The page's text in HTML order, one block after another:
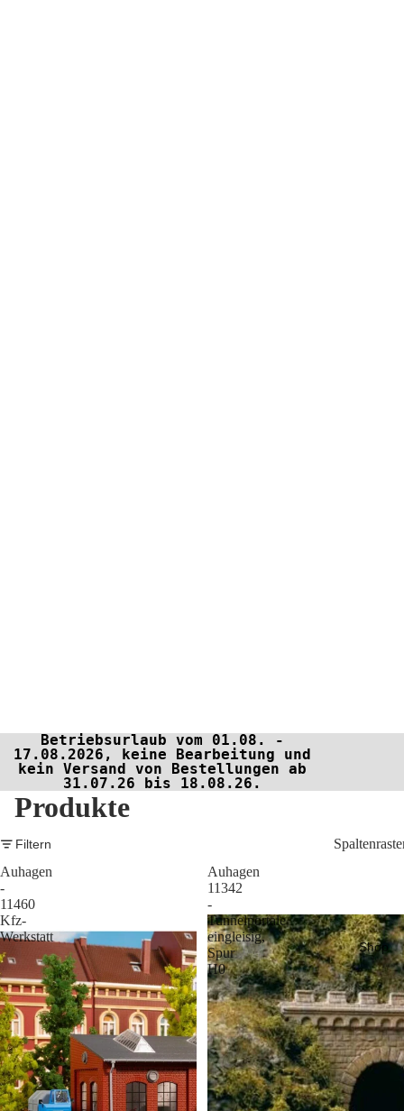
Shop
Betriebsurlaub vom 01.08. -
17.08.2026, keine Bearbeitung und
kein Versand von Bestellungen ab
31.07.26 bis 18.08.26.
Produkte
Filtern
Auhagen
-
11460
Kfz-
Werkstatt
Auhagen
11342
-
Tunnelportale
eingleisig,
Spur
H0